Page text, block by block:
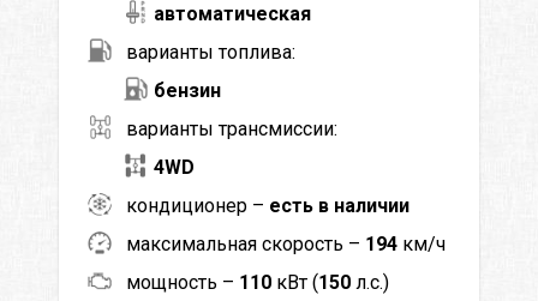
автоматическая
варианты топлива:
бензин
варианты трансмиссии:
4WD
кондиционер – есть в наличии
максимальная скорость – 194 км/ч
мощность – 110 кВт (150 л.с.)